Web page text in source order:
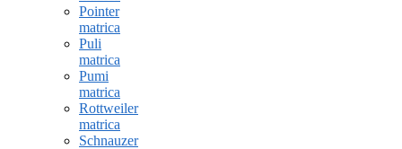
Pointer
matrica
Puli
matrica
Pumi
matrica
Rottweiler
matrica
Schnauzer